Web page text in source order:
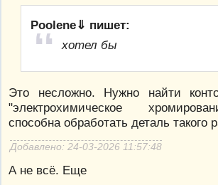
Poolene⇓ пишет:
хотел бы
Это несложно. Нужно найти
"электрохимическое
способна обработать деталь такого
Добавлено: 24-03-2026 11:57:48
А не всё. Еще